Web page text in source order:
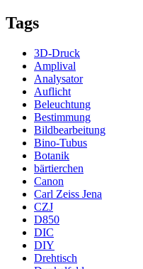
Tags
3D-Druck
Amplival
Analysator
Auflicht
Beleuchtung
Bestimmung
Bildbearbeitung
Bino-Tubus
Botanik
bärtierchen
Canon
Carl Zeiss Jena
CZJ
D850
DIC
DIY
Drehtisch